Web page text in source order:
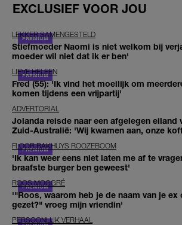
EXCLUSIEF VOOR JOU
LEKKER SAMENGESTELD
Stiefmoeder Naomi is niet welkom bij
moeder wil niet dat ik er ben'
LIEVE HELEEN
Fred (55): 'Ik vind het moeilijk om
komen tijdens een vrijpartij'
ADVERTORIAL
Jolanda reisde naar een afgelegen eiland
Zuid-Australië: 'Wij kwamen aan, onze
FLOOR BAKHUYS ROOZEBOOM
'Ik kan weer eens niet laten me af te
braafste burger ben geweest'
ROOS MOGGRÉ
'"Roos, waarom heb je de naam van je
gezet?" vroeg mijn vriendin'
PERSOONLIJK VERHAAL